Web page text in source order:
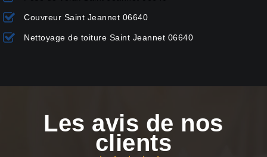
Couvreur Saint Jeannet 06640
Nettoyage de toiture Saint Jeannet 06640
Les avis de nos
clients